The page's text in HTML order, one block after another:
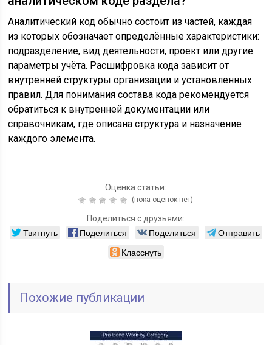
Аналитический код обычно состоит из частей, каждая
из которых обозначает определённые характеристики:
подразделение, вид деятельности, проект или другие
параметры учёта. Расшифровка кода зависит от
внутренней структуры организации и установленных
правил. Для понимания состава кода рекомендуется
обратиться к внутренней документации или
справочникам, где описана структура и назначение
каждого элемента.
Оценка статьи:
(пока оценок нет)
Поделиться с друзьями:
Твитнуть Поделиться Поделиться
Отправить
Класснуть
Похожие публикации